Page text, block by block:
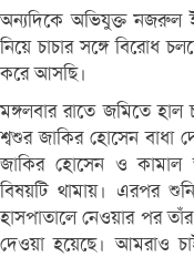
অন্যদিকে অভিযুক্ত নজরুল
নিয়ে চাচার সঙ্গে বিরোধ
করে আসছি।
মঙ্গলবার রাতে জমিতে
শ্বশুর জাকির হোসেন বাধা
জাকির হোসেন ও কামাল
বিষয়টি থামায়। এরপর
হাসপাতালে নেওয়ার পর
দেওয়া হয়েছে। আমরাও